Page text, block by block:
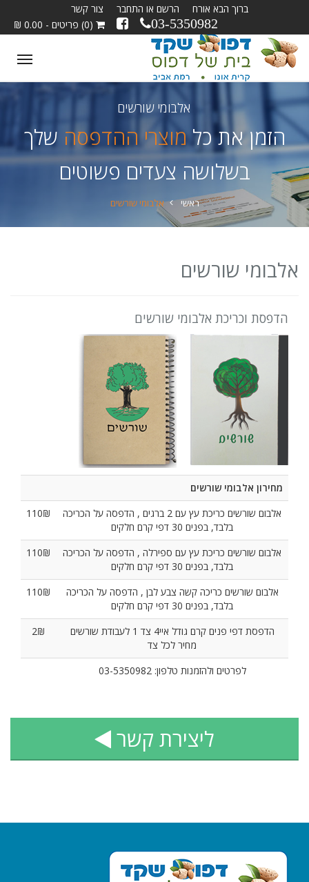
ברוך הבא אורח הרשם או התחבר צור קשר
03-5350982 (0) פריטים - 0.00 ₪
אלבומי שורשים
הזמן את כלמוצרי ההדפסה שלך
בשלושה צעדים פשוטים
ראשי אלבומי שורשים
אלבומי שורשים
הדפסת וכריכת אלבומי שורשים
מחירון אלבומי שורשים
אלבום שורשים כריכת עץ עם 2 ברגים , הדפסה על הכריכה
בלבד, בפנים 30 דפי קרם חלקים
110₪
אלבום שורשים כריכת עץ עם ספירלה , הדפסה על הכריכה
בלבד, בפנים 30 דפי קרם חלקים
110₪
אלבום שורשים כריכה קשה צבע לבן , הדפסה על הכריכה
בלבד, בפנים 30 דפי קרם חלקים
110₪
הדפסת דפי פנים קרם גודל איי4 צד 1 לעבודת שורשים
מחיר לכל צד
2₪
לפרטים ולהזמנות טלפון: 03-5350982
ליצירת קשר